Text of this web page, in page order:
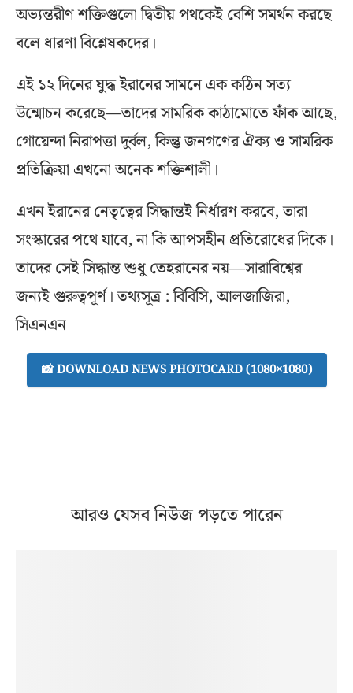
অভ্যন্তরীণ শক্তিগুলো দ্বিতীয় পথকেই বেশি সমর্থন করছে
বলে ধারণা বিশ্লেষকদের।
এই ১২ দিনের যুদ্ধ ইরানের সামনে এক কঠিন সত্য
উন্মোচন করেছে—তাদের সামরিক কাঠামোতে ফাঁক আছে,
গোয়েন্দা নিরাপত্তা দুর্বল, কিন্তু জনগণের ঐক্য ও সামরিক
প্রতিক্রিয়া এখনো অনেক শক্তিশালী।
এখন ইরানের নেতৃত্বের সিদ্ধান্তই নির্ধারণ করবে, তারা
সংস্কারের পথে যাবে, না কি আপসহীন প্রতিরোধের দিকে।
তাদের সেই সিদ্ধান্ত শুধু তেহরানের নয়—সারাবিশ্বের
জন্যই গুরুত্বপূর্ণ। তথ্যসূত্র : বিবিসি, আলজাজিরা,
সিএনএন
📸 DOWNLOAD NEWS PHOTOCARD (1080×1080)
আরও যেসব নিউজ পড়তে পারেন